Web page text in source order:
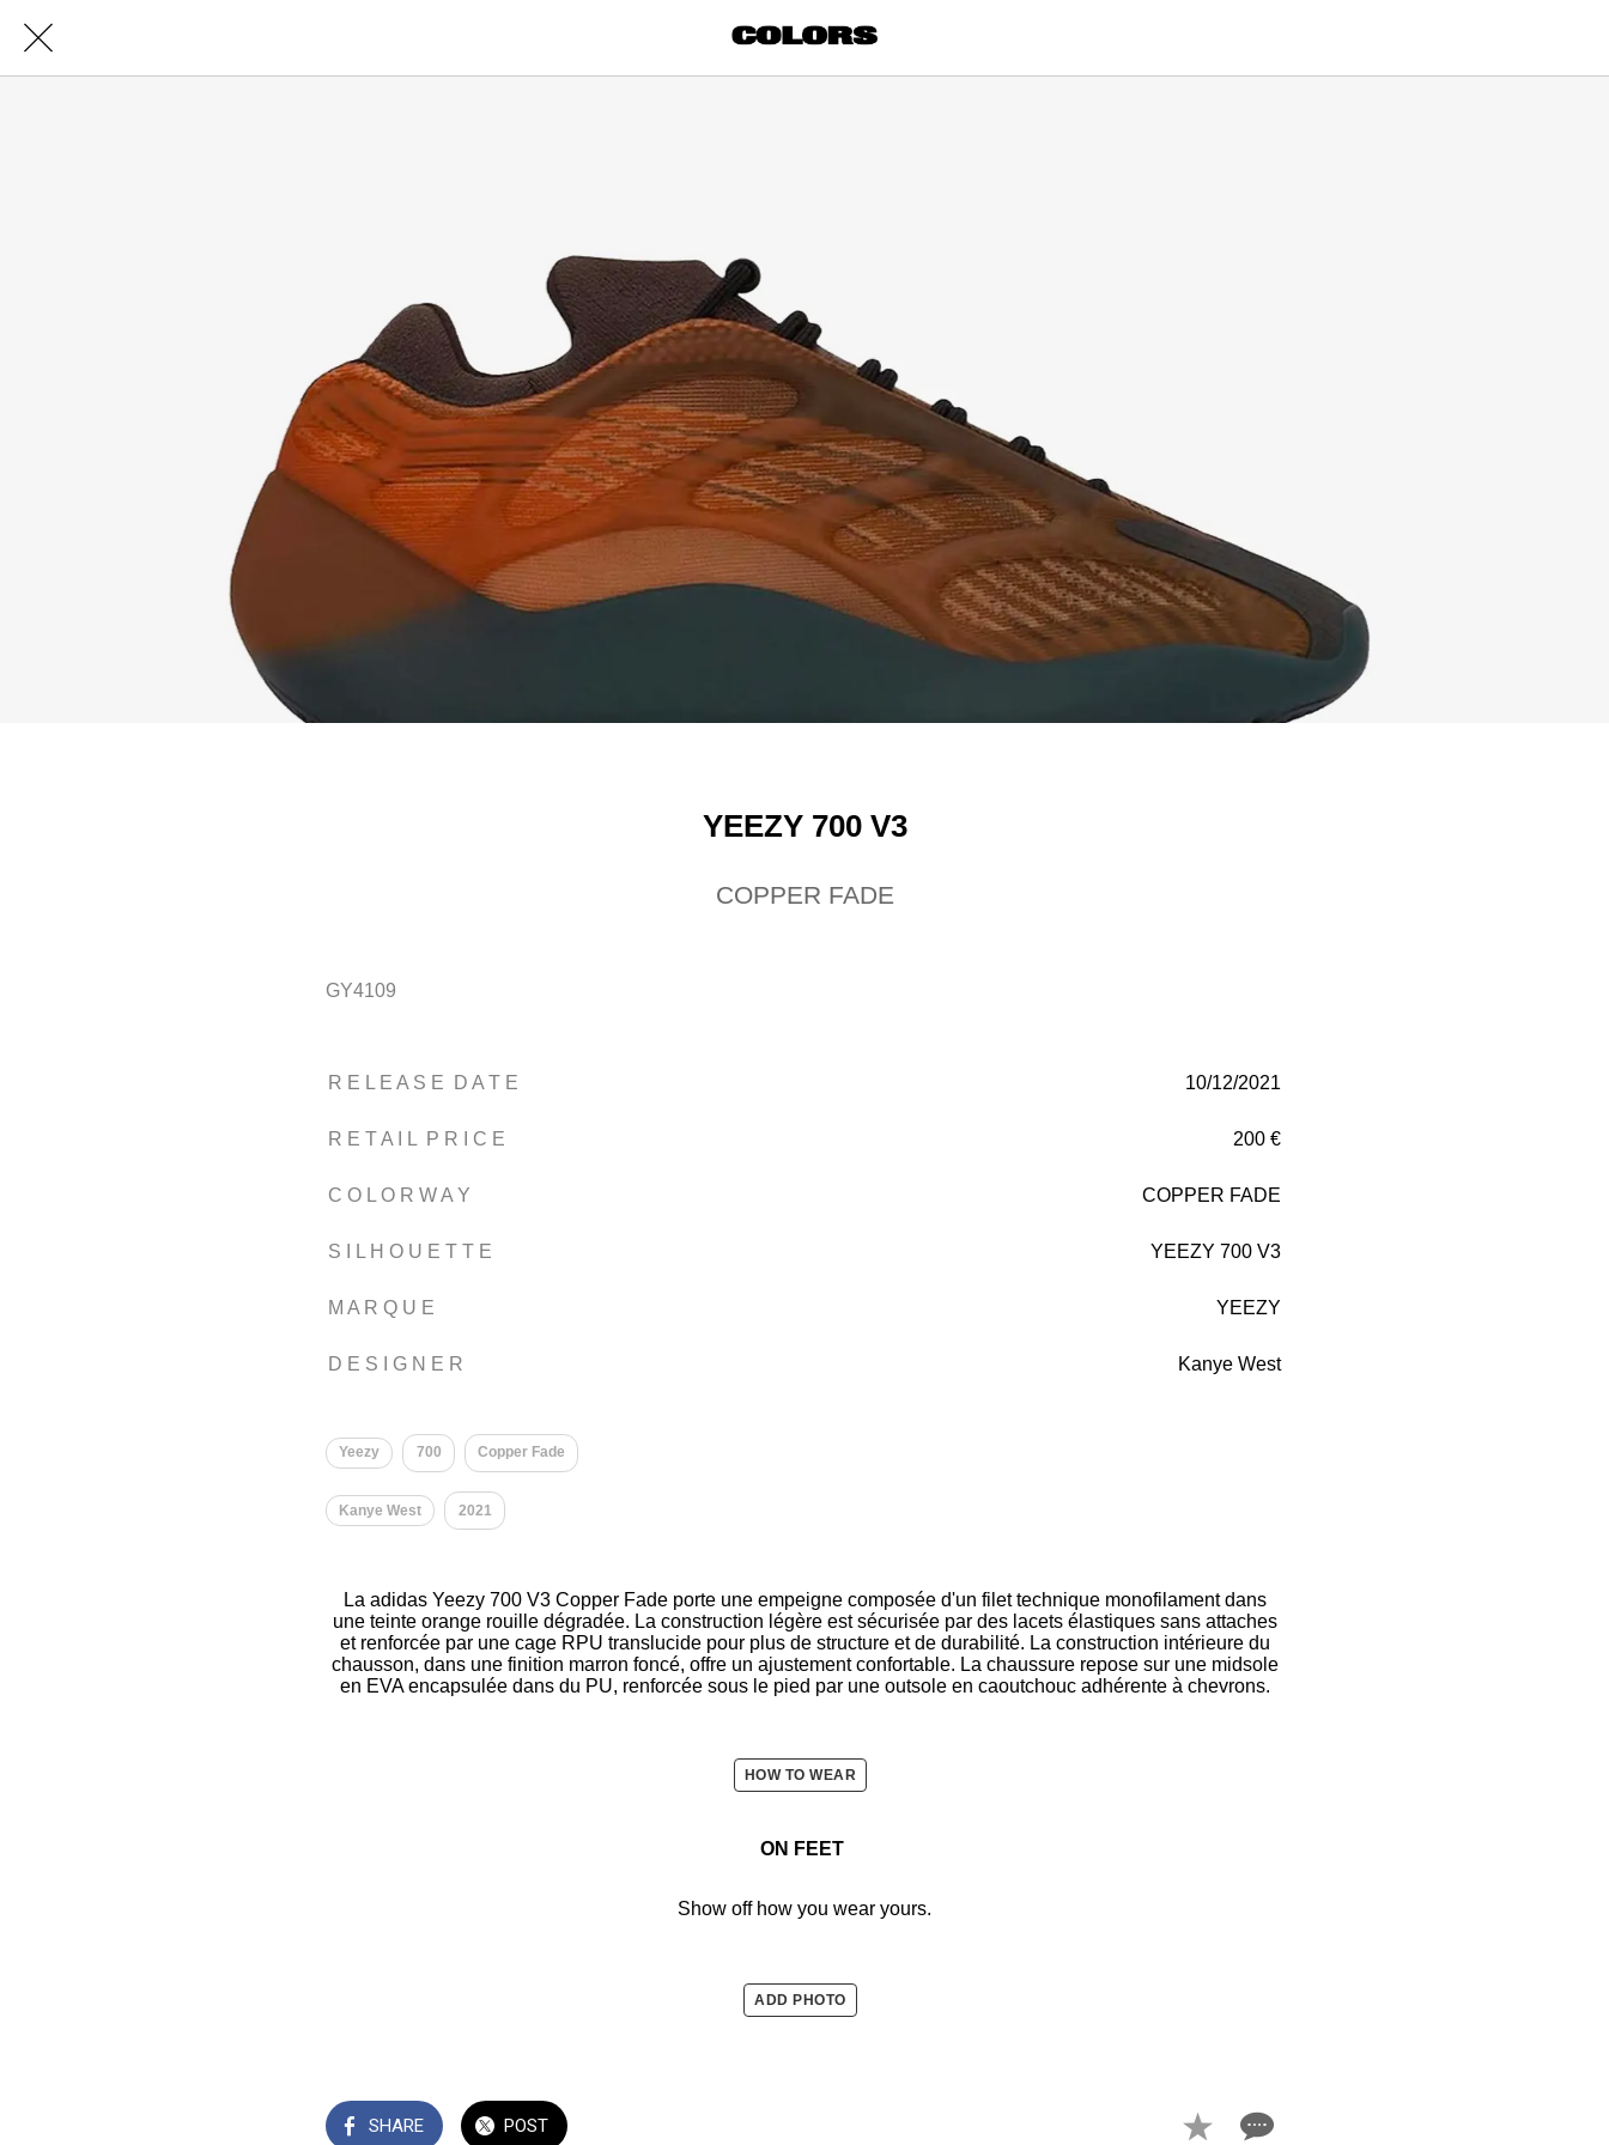
YEEZY 700 V3
COPPER FADE
GY4109
R E L E A S E D A T E 10/12/2021
R E T A I L P R I C E 200 €
C O L O R W A Y COPPER FADE
S I L H O U E T T E YEEZY 700 V3
M A R Q U E YEEZY
D E S I G N E R Kanye West
Yeezy 700 Copper Fade
Kanye West 2021
La adidas Yeezy 700 V3 Copper Fade porte une empeigne composée d'un filet technique monofilament dans
une teinte orange rouille dégradée. La construction légère est sécurisée par des lacets élastiques sans attaches
et renforcée par une cage RPU translucide pour plus de structure et de durabilité. La construction intérieure du
chausson, dans une finition marron foncé, offre un ajustement confortable. La chaussure repose sur une midsole
en EVA encapsulée dans du PU, renforcée sous le pied par une outsole en caoutchouc adhérente à chevrons.
HOW TO WEAR
ON FEET
Show off how you wear yours.
ADD PHOTO
SHARE POST